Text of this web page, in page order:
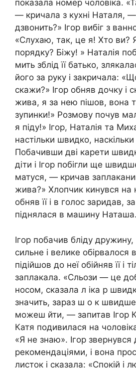
показала номер чоловіка.
— кричала з кухні Наталя,
дзвонить?» Ігор вибіг з
«Слухаю, так, це я! Хто ви?
порядку? Біжу! » Наталія
мить зблід її батько,
його за руку і закричала:
скажи?» Ігор обняв дочку і
жива, я за нею пішов, вона
зупинки!» Розмову почув
я піду!» Ігор, Наталія та
настільки швидко,
Побачивши дві карети
діти і Ігор побігли ще
матуся, — кричав
жива?» Хлопчик кинувся на
обняв її і в голос заридав,
піднялася в машину Наташа.
Ігор побачив бліду
сильне і велике обірвалося
підійшов до неї обійняв її і
заплакала. «Сльози — це
носом, сказала л іка р
значить, зараз ш о к
можеш йти, — запитав Ігор
Катя подивилася на
«Я не знаю». Ігор звернувся
рекомендаціями, і вона
листок і сказала: «Спокій і